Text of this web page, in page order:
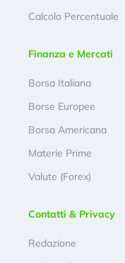
Calcolo Percentuale
Finanza e Mercati
Borsa Italiana
Borse Europee
Borsa Americana
Materie Prime
Valute (Forex)
Contatti & Privacy
Redazione